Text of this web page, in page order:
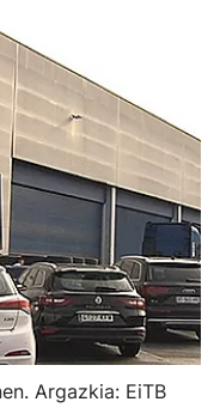
Argazkia: EiTB